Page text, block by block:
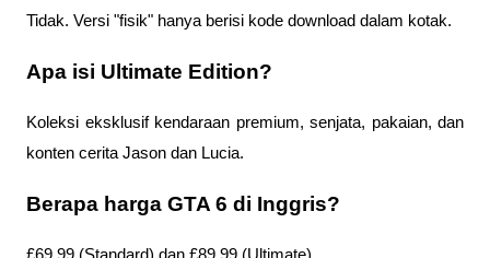
Tidak. Versi "fisik" hanya berisi kode download dalam kotak.
Apa isi Ultimate Edition?
Koleksi eksklusif kendaraan premium, senjata, pakaian, dan
konten cerita Jason dan Lucia.
Berapa harga GTA 6 di Inggris?